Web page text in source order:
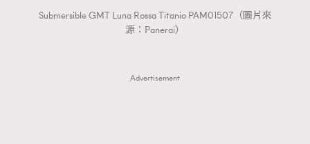
Submersible GMT Luna Rossa Titanio PAM01507（圖片來
源：Panerai）
Advertisement